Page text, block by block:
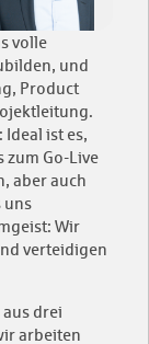
volle
und
Product
ist es,
Go-Live
aber auch
uns
Wir
verteidigen
aus drei
arbeiten